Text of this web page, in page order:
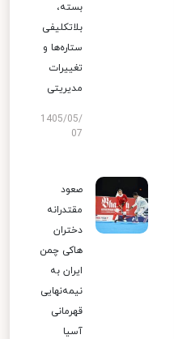
بسته،
بلاتکلیفی
ستاره‌ها و
تغییرات
مدیریتی
1405/05/
07
صعود
مقتدرانه
دختران
هاکی چمن
ایران به
نیمه‌نهایی
قهرمانی
آسیا